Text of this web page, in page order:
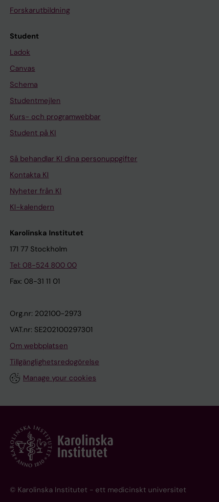
Forskarutbildning
Student
Ladok
Canvas
Schema
Studentmejlen
Kurs- och programwebbar
Student på KI
Så behandlar KI dina personuppgifter
Kontakta KI
Nyheter från KI
KI-kalendern
Karolinska Institutet
171 77 Stockholm
Tel: 08-524 800 00
Fax: 08-31 11 01
Org.nr: 202100-2973
VAT.nr: SE202100297301
Om webbplatsen
Tillgänglighetsredogörelse
Manage your cookies
© Karolinska Institutet - ett medicinskt universitet